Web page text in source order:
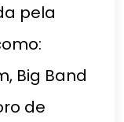
pela
Big Band
de